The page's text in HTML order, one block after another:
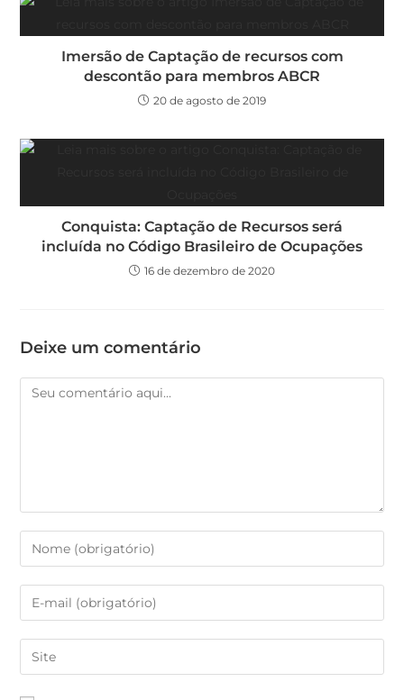
Imersão de Captação de recursos com
descontão para membros ABCR
20 de agosto de 2019
Conquista: Captação de Recursos será
incluída no Código Brasileiro de Ocupações
16 de dezembro de 2020
Deixe um comentário